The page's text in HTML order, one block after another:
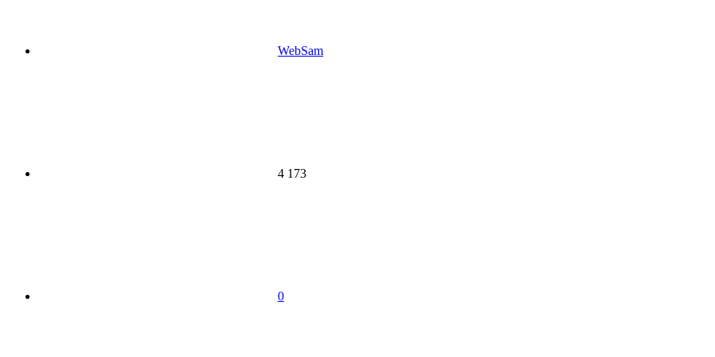
WebSam
4 173
0